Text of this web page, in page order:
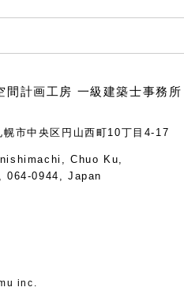
間計画工房 一級建築士事務所
幌市中央区円山西町10丁目4-17
Chuo Ku,
064-0944, Japan
inc.